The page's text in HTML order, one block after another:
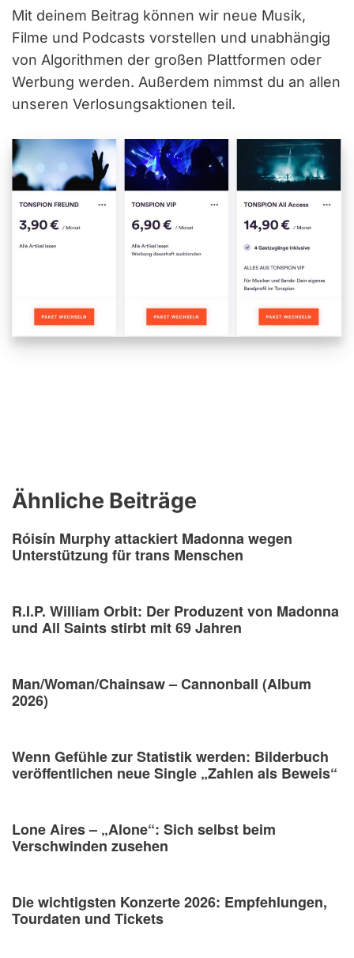
Mit deinem Beitrag können wir neue Musik,
Filme und Podcasts vorstellen und unabhängig
von Algorithmen der großen Plattformen oder
Werbung werden. Außerdem nimmst du an allen
unseren Verlosungsaktionen teil.
Ähnliche Beiträge
Róisín Murphy attackiert Madonna wegen
Unterstützung für trans Menschen
R.I.P. William Orbit: Der Produzent von Madonna
und All Saints stirbt mit 69 Jahren
Man/Woman/Chainsaw – Cannonball (Album
2026)
Wenn Gefühle zur Statistik werden: Bilderbuch
veröffentlichen neue Single „Zahlen als Beweis“
Lone Aires – „Alone“: Sich selbst beim
Verschwinden zusehen
Die wichtigsten Konzerte 2026: Empfehlungen,
Tourdaten und Tickets